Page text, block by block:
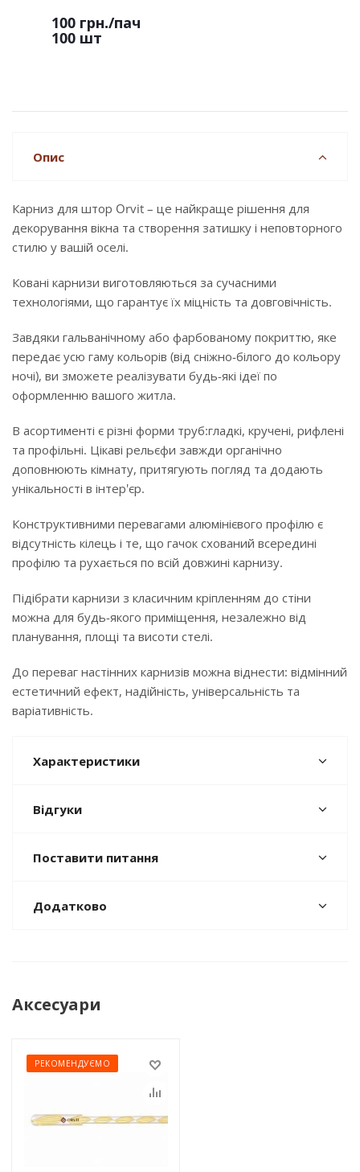
100 грн./пач
100 шт
Опис
Карниз для штор Orvit – це найкраще рішення для
декорування вікна та створення затишку і неповторного
стилю у вашій оселі.
Ковані карнизи виготовляються за сучасними
технологіями, що гарантує їх міцність та довговічність.
Завдяки гальванічному або фарбованому покриттю, яке
передає усю гаму кольорів (від сніжно-білого до кольору
ночі), ви зможете реалізувати будь-які ідеї по
оформленню вашого житла.
В асортименті є різні форми труб:гладкі, кручені, рифлені
та профільні. Цікаві рельєфи завжди органічно
доповнюють кімнату, притягують погляд та додають
унікальності в інтер'єр.
Конструктивними перевагами алюмінієвого профілю є
відсутність кілець і те, що гачок схований всередині
профілю та рухається по всій довжині карнизу.
Підібрати карнизи з класичним кріпленням до стіни
можна для будь-якого приміщення, незалежно від
планування, площі та висоти стелі.
До переваг настінних карнизів можна віднести: відмінний
естетичний ефект, надійність, універсальність та
варіативність.
Характеристики
Відгуки
Поставити питання
Додатково
Аксесуари
РЕКОМЕНДУЄМО